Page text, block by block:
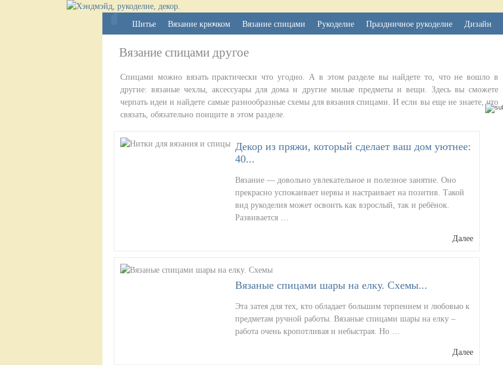
Шитье Вязание крючком Вязание спицами Рукоделие Праздничное рукоделие Дизайн
Вязание спицами другое
Спицами можно вязать практически что угодно. А в этом разделе вы найдете то, что не вошло в
другие: вязаные чехлы, аксессуары для дома и другие милые предметы и вещи. Здесь вы сможете
черпать идеи и найдете самые разнообразные схемы для вязания спицами. И если вы еще не знаете, что
связать, обязательно поищите в этом разделе.
Декор из пряжи, который сделает ваш дом уютнее:
40...
Вязание — довольно увлекательное и полезное занятие. Оно
прекрасно успокаивает нервы и настраивает на позитив. Такой
вид рукоделия может освоить как взрослый, так и ребёнок.
Развивается …
Далее
Вязаные спицами шары на елку. Схемы...
Эта затея для тех, кто обладает большим терпением и любовью к
предметам ручной работы. Вязаные спицами шары на елку –
работа очень кропотливая и небыстрая. Но …
Далее